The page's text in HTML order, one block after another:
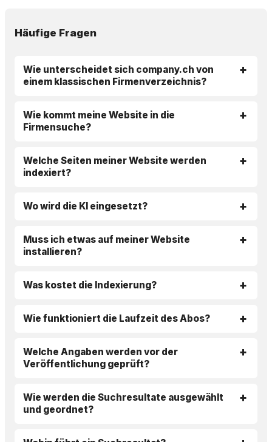
Häufige Fragen
Wie unterscheidet sich company.ch von
einem klassischen Firmenverzeichnis?
Wie kommt meine Website in die
Firmensuche?
Welche Seiten meiner Website werden
indexiert?
Wo wird die KI eingesetzt?
Muss ich etwas auf meiner Website
installieren?
Was kostet die Indexierung?
Wie funktioniert die Laufzeit des Abos?
Welche Angaben werden vor der
Veröffentlichung geprüft?
Wie werden die Suchresultate ausgewählt
und geordnet?